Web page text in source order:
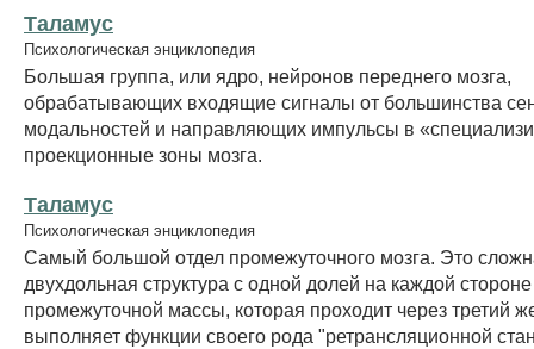
Таламус
Психологическая энциклопедия
Большая группа, или ядро, нейронов переднего мозга,
обрабатывающих входящие сигналы от большинства
модальностей и направляющих импульсы в
проекционные зоны мозга.
Таламус
Психологическая энциклопедия
Самый большой отдел промежуточного мозга. Это
двухдольная структура с одной долей на каждой стороне
промежуточной массы, которая проходит через третий
выполняет функции своего рода "ретрансляционной